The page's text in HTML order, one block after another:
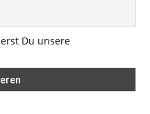
Du unsere